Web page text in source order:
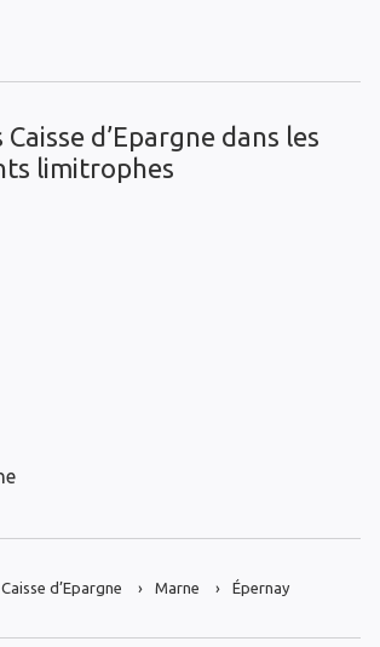
Caisse d’Epargne dans les
limitrophes
d’Epargne Marne Épernay